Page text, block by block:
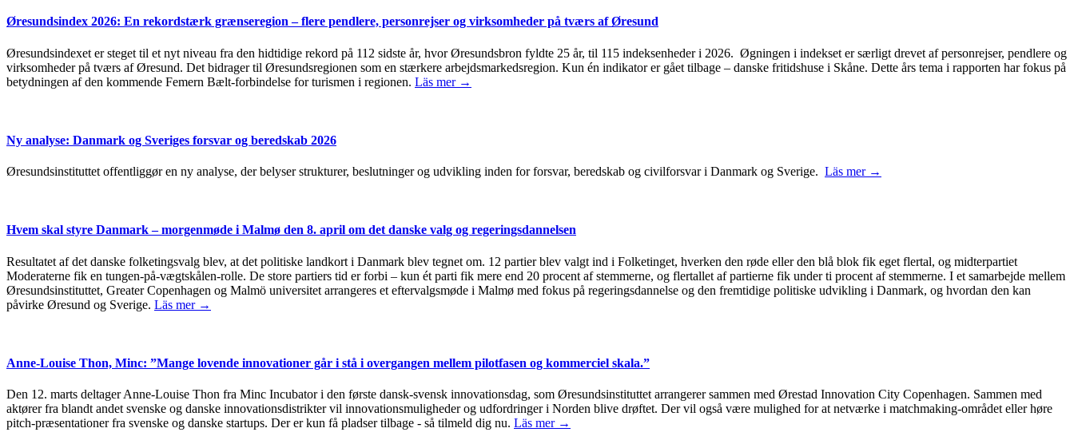
Øresundsindex 2026: En rekordstærk grænseregion – flere pendlere, personrejser og virksomheder på tværs af Øresund
Øresundsindexet er steget til et nyt niveau fra den hidtidige rekord på 112 sidste år, hvor Øresundsbron fyldte 25 år, til 115 indeksenheder i 2026. Øgningen i indekset er særligt drevet af personrejser, pendlere og
virksomheder på tværs af Øresund. Det bidrager til Øresundsregionen som en stærkere arbejdsmarkedsregion. Kun én indikator er gået tilbage – danske fritidshuse i Skåne. Dette års tema i rapporten har fokus på
betydningen af den kommende Femern Bælt-forbindelse for turismen i regionen. Läs mer →
Ny analyse: Danmark og Sveriges forsvar og beredskab 2026
Øresundsinstituttet offentliggør en ny analyse, der belyser strukturer, beslutninger og udvikling inden for forsvar, beredskab og civilforsvar i Danmark og Sverige. Läs mer →
Hvem skal styre Danmark – morgenmøde i Malmø den 8. april om det danske valg og regeringsdannelsen
Resultatet af det danske folketingsvalg blev, at det politiske landkort i Danmark blev tegnet om. 12 partier blev valgt ind i Folketinget, hverken den røde eller den blå blok fik eget flertal, og midterpartiet
Moderaterne fik en tungen-på-vægtskålen-rolle. De store partiers tid er forbi – kun ét parti fik mere end 20 procent af stemmerne, og flertallet af partierne fik under ti procent af stemmerne. I et samarbejde mellem
Øresundsinstituttet, Greater Copenhagen og Malmö universitet arrangeres et eftervalgsmøde i Malmø med fokus på regeringsdannelse og den fremtidige politiske udvikling i Danmark, og hvordan den kan
påvirke Øresund og Sverige. Läs mer →
Anne-Louise Thon, Minc: ”Mange lovende innovationer går i stå i overgangen mellem pilotfasen og kommerciel skala.”
Den 12. marts deltager Anne-Louise Thon fra Minc Incubator i den første dansk-svensk innovationsdag, som Øresundsinstituttet arrangerer sammen med Ørestad Innovation City Copenhagen. Sammen med
aktører fra blandt andet svenske og danske innovationsdistrikter vil innovationsmuligheder og udfordringer i Norden blive drøftet. Der vil også være mulighed for at netværke i matchmaking-området eller høre
pitch-præsentationer fra svenske og danske startups. Der er kun få pladser tilbage - så tilmeld dig nu. Läs mer →